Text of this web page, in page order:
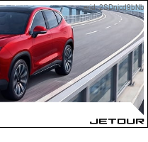
erid: 2SDnjcd9bNb